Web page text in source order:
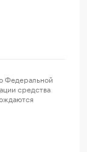
Федеральной
средства